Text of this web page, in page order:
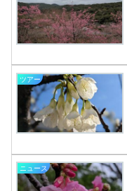
ツアー
ニュース